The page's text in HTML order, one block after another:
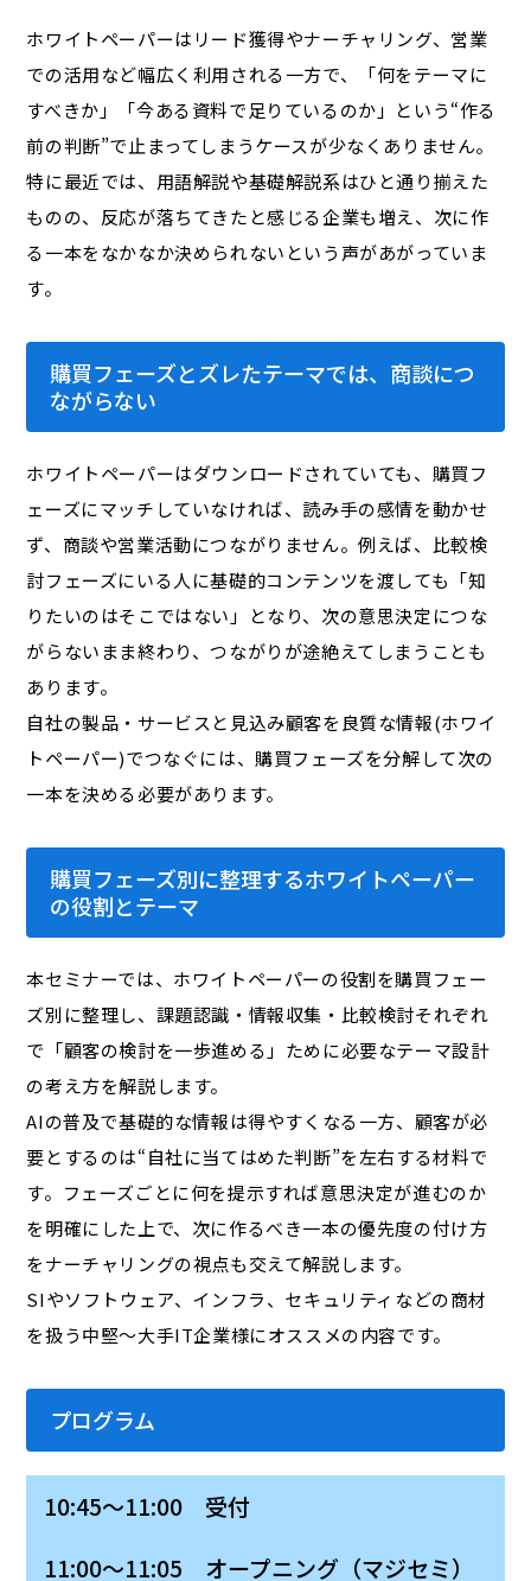
ホワイトペーパーはリード獲得やナーチャリング、営業
での活用など幅広く利用される一方で、「何をテーマに
すべきか」「今ある資料で足りているのか」という“作る
前の判断”で止まってしまうケースが少なくありません。
特に最近では、用語解説や基礎解説系はひと通り揃えた
ものの、反応が落ちてきたと感じる企業も増え、次に作
る一本をなかなか決められないという声があがっていま
す。
購買フェーズとズレたテーマでは、商談につ
ながらない
ホワイトペーパーはダウンロードされていても、購買フ
ェーズにマッチしていなければ、読み手の感情を動かせ
ず、商談や営業活動につながりません。例えば、比較検
討フェーズにいる人に基礎的コンテンツを渡しても「知
りたいのはそこではない」となり、次の意思決定につな
がらないまま終わり、つながりが途絶えてしまうことも
あります。
自社の製品・サービスと見込み顧客を良質な情報(ホワイ
トペーパー)でつなぐには、購買フェーズを分解して次の
一本を決める必要があります。
購買フェーズ別に整理するホワイトペーパー
の役割とテーマ
本セミナーでは、ホワイトペーパーの役割を購買フェー
ズ別に整理し、課題認識・情報収集・比較検討それぞれ
で「顧客の検討を一歩進める」ために必要なテーマ設計
の考え方を解説します。
AIの普及で基礎的な情報は得やすくなる一方、顧客が必
要とするのは“自社に当てはめた判断”を左右する材料で
す。フェーズごとに何を提示すれば意思決定が進むのか
を明確にした上で、次に作るべき一本の優先度の付け方
をナーチャリングの視点も交えて解説します。
SIやソフトウェア、インフラ、セキュリティなどの商材
を扱う中堅～大手IT企業様にオススメの内容です。
プログラム
10:45～11:00 受付
11:00～11:05 オープニング（マジセミ）